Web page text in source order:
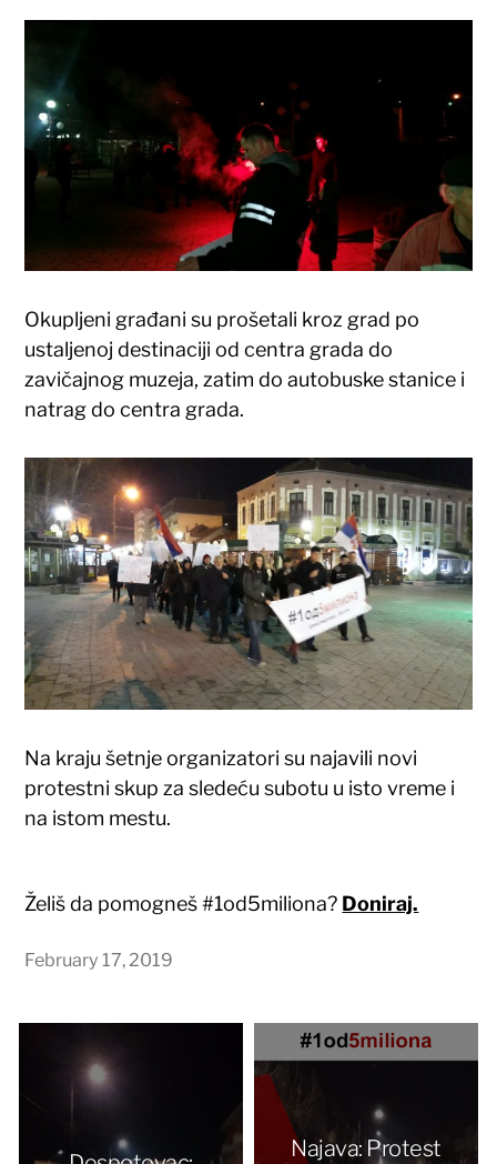
Okupljeni građani su prošetali kroz grad po
ustaljenoj destinaciji od centra grada do
zavičajnog muzeja, zatim do autobuske stanice i
natrag do centra grada.
Na kraju šetnje organizatori su najavili novi
protestni skup za sledeću subotu u isto vreme i
na istom mestu.
Želiš da pomogneš #1od5miliona? Doniraj.
February 17, 2019
Najava: Protest